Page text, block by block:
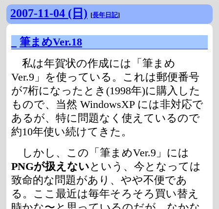
2007-11-04 (日) [長年日記]
筆まめVer.18
私は年賀状の作成には「筆まめ
Ver.9」を使っている。これは郵便番号
が7桁になったとき(1998年)に購入した
もので、当然 WindowsXP には非対応で
あるが、特に問題なく使えているので
約10年使い続けてきた。
しかし、この「筆まめVer.9」には
PNGが扱えないという、今となっては
致命的な問題があり、やや不便であ
る。ここ最近は毎年そろそろ買い替え